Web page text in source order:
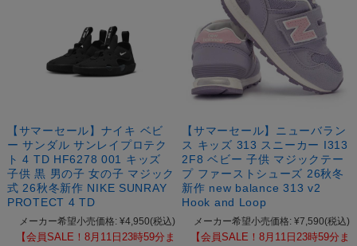
【サマーセール】ナイキ ベビ
ー サンダル サンレイプロテク
ト 4 TD HF6278 001 キッズ
子供 黒 男の子 女の子 マジック
式 26秋冬新作 NIKE SUNRAY
PROTECT 4 TD
メーカー希望小売価格: ¥4,950(税込)
【会員SALE！8月11日23時59分ま
【サマーセール】ニューバラン
ス キッズ 313 スニーカー I313
2F8 ベビー 子供 マジックテー
プ ファーストシューズ 26秋冬
新作 new balance 313 v2
Hook and Loop
メーカー希望小売価格: ¥7,590(税込)
【会員SALE！8月11日23時59分ま